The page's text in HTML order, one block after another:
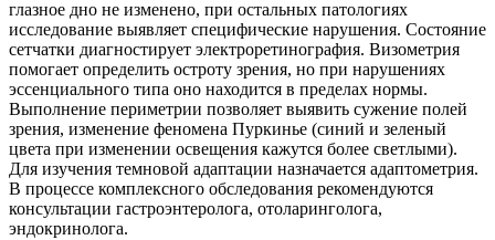
глазное дно не изменено, при остальных патологиях
исследование выявляет специфические нарушения. Состояние
сетчатки диагностирует электроретинография. Визометрия
помогает определить остроту зрения, но при нарушениях
эссенциального типа оно находится в пределах нормы.
Выполнение периметрии позволяет выявить сужение полей
зрения, изменение феномена Пуркинье (синий и зеленый
цвета при изменении освещения кажутся более светлыми).
Для изучения темновой адаптации назначается адаптометрия.
В процессе комплексного обследования рекомендуются
консультации гастроэнтеролога, отоларинголога,
эндокринолога.